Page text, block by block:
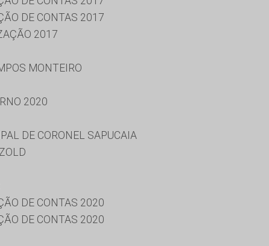
DE CONTAS 2017
2017
MONTEIRO
2020
DE CORONEL SAPUCAIA
DE CONTAS 2020
DE CONTAS 2020